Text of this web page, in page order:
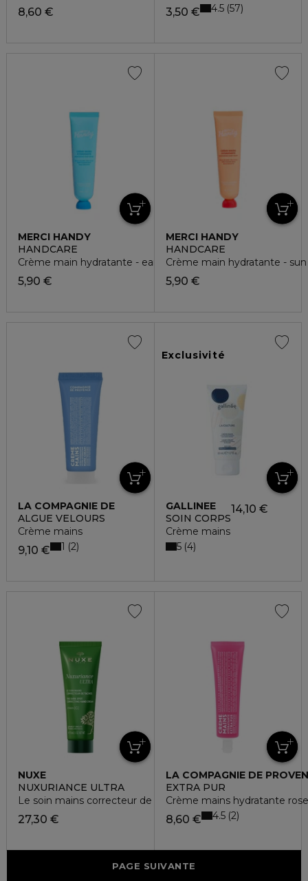
8,60 € 3,50 € 4.5 57
MERCI HANDY
HANDCARE
Crème main hydratante - earth
5,90 €
MERCI HANDY
HANDCARE
Crème main hydratante - sun
5,90 €
LA COMPAGNIE DE
PROVENCE
ALGUE VELOURS
Crème mains
9,10 € 1 2
Exclusivité
GALLINEE
SOIN CORPS
Crème mains
14,10 €
5 4
NUXE
NUXURIANCE ULTRA
Le soin mains correcteur de taches
27,30 €
LA COMPAGNIE DE
EXTRA PUR
Crème mains hydratante
8,60 € 4.5 2
PAGE SUIVANTE